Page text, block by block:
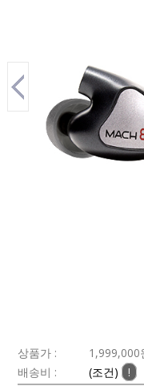
상품가 : 1,999,000
배송비 :
(조건) !